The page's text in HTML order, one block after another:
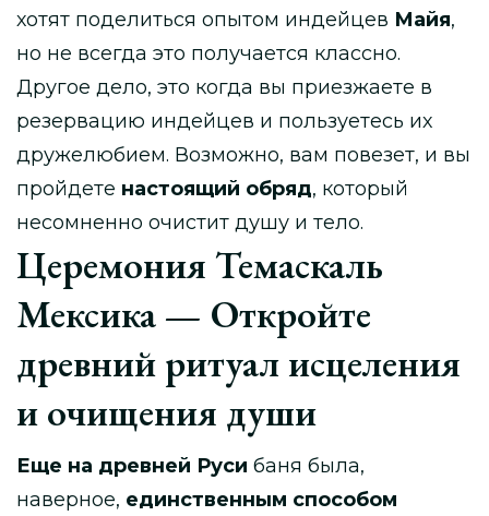
хотят поделиться опытом индейцев Майя,
но не всегда это получается классно.
Другое дело, это когда вы приезжаете в
резервацию индейцев и пользуетесь их
дружелюбием. Возможно, вам повезет, и вы
пройдете настоящий обряд, который
несомненно очистит душу и тело.
Церемония Темаскаль
Мексика — Откройте
древний ритуал исцеления
и очищения души
Еще на древней Руси баня была,
наверное, единственным способом